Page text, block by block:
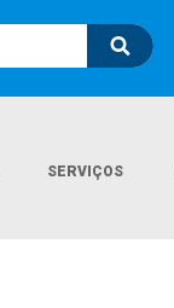
SERVIÇOS